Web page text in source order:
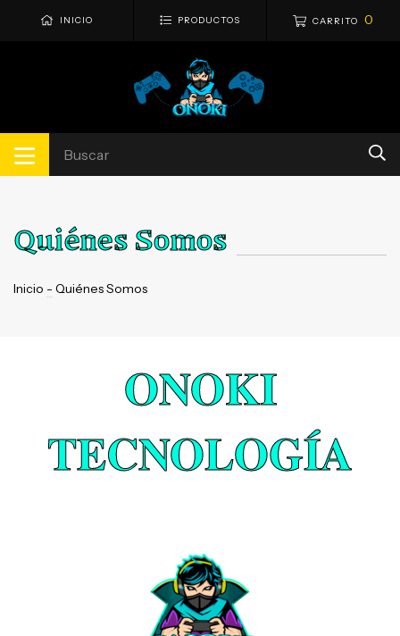
INICIO PRODUCTOS CARRITO 0
Quiénes Somos
Inicio - Quiénes Somos
ONOKI
TECNOLOGÍA